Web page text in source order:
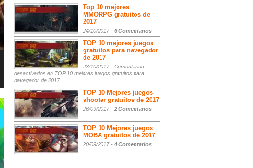
Top 10 mejores
MMORPG gratuitos de
2017
24/10/2017 - 6 Comentarios
TOP 10 mejores juegos
gratuitos para navegador
de 2017
23/10/2017 - Comentarios
desactivados en TOP 10 mejores juegos gratuitos para
navegador de 2017
TOP 10 Mejores juegos
shooter gratuitos de 2017
26/09/2017 - 2 Comentarios
TOP 10 Mejores juegos
MOBA gratuitos de 2017
20/09/2017 - 4 Comentarios